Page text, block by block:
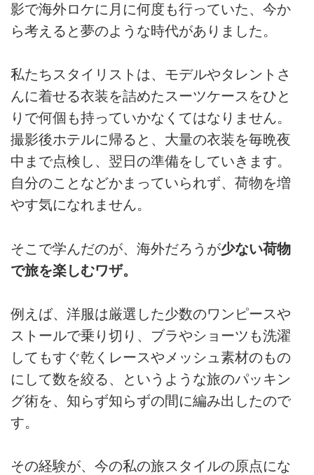
影で海外ロケに月に何度も行っていた、今か
ら考えると夢のような時代がありました。
私たちスタイリストは、モデルやタレントさ
んに着せる衣装を詰めたスーツケースをひと
りで何個も持っていかなくてはなりません。
撮影後ホテルに帰ると、大量の衣装を毎晩夜
中まで点検し、翌日の準備をしていきます。
自分のことなどかまっていられず、荷物を増
やす気になれません。
そこで学んだのが、海外だろうが少ない荷物
で旅を楽しむワザ。
例えば、洋服は厳選した少数のワンピースや
ストールで乗り切り、ブラやショーツも洗濯
してもすぐ乾くレースやメッシュ素材のもの
にして数を絞る、というような旅のパッキン
グ術を、知らず知らずの間に編み出したので
す。
その経験が、今の私の旅スタイルの原点にな